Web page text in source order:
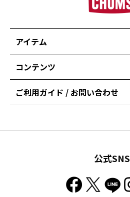
アイテム
コンテンツ
ご利用ガイド / お問い合わせ
公式SNS